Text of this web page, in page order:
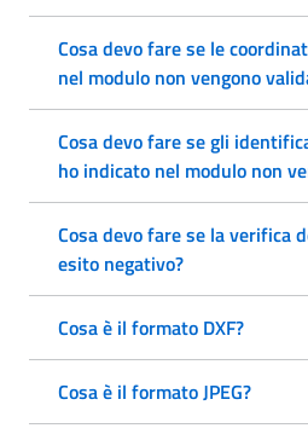
Cosa devo fare se le
nel modulo non vengono
Cosa devo fare se gli
ho indicato nel modulo non
Cosa devo fare se la verifica
esito negativo?
Cosa è il formato DXF?
Cosa è il formato JPEG?